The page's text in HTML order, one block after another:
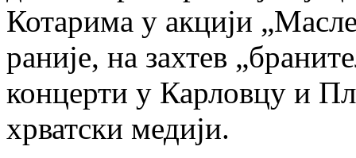
Котарима у акцији
раније, на захтев
концерти у Карловцу и
хрватски медији.